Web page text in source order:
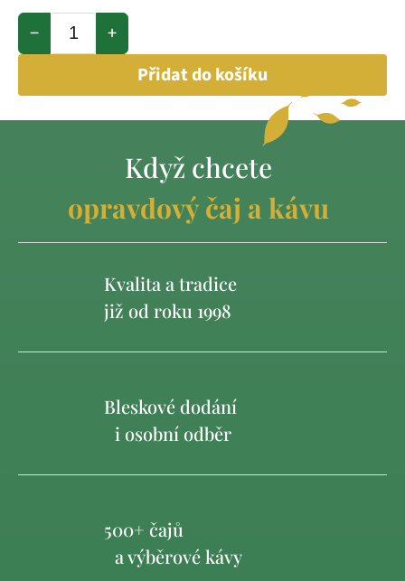
+
−
Přidat do košíku
Když chcete
opravdový čaj a kávu
Kvalita a tradice
již od roku 1998
Bleskové dodání
i osobní odběr
500+ čajů
a výběrové kávy